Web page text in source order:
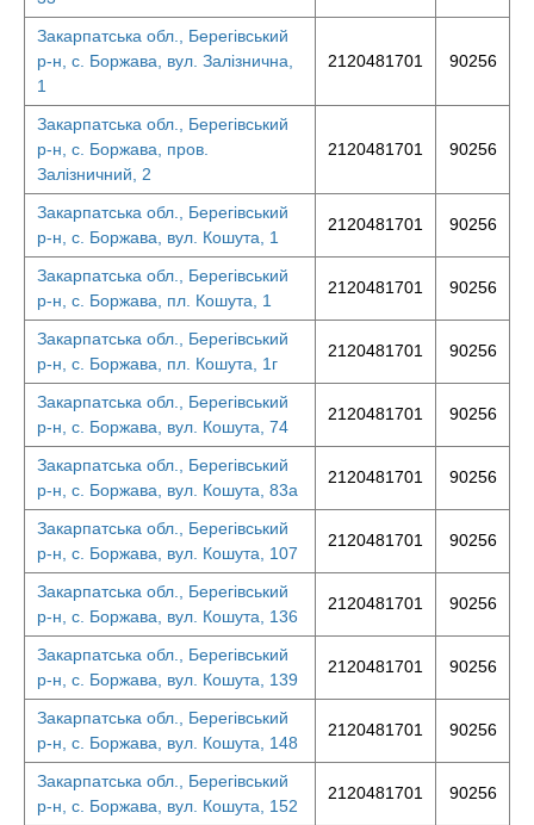
Закарпатська обл., Берегівський
р-н, с. Боржава, вул. Залізнична,
1
2120481701 90256
Закарпатська обл., Берегівський
р-н, с. Боржава, пров.
Залізничний, 2
2120481701 90256
Закарпатська обл., Берегівський
р-н, с. Боржава, вул. Кошута, 1
2120481701 90256
Закарпатська обл., Берегівський
р-н, с. Боржава, пл. Кошута, 1
2120481701 90256
Закарпатська обл., Берегівський
р-н, с. Боржава, пл. Кошута, 1г
2120481701 90256
Закарпатська обл., Берегівський
р-н, с. Боржава, вул. Кошута, 74
2120481701 90256
Закарпатська обл., Берегівський
р-н, с. Боржава, вул. Кошута, 83а
2120481701 90256
Закарпатська обл., Берегівський
р-н, с. Боржава, вул. Кошута, 107
2120481701 90256
Закарпатська обл., Берегівський
р-н, с. Боржава, вул. Кошута, 136
2120481701 90256
Закарпатська обл., Берегівський
р-н, с. Боржава, вул. Кошута, 139
2120481701 90256
Закарпатська обл., Берегівський
р-н, с. Боржава, вул. Кошута, 148
2120481701 90256
Закарпатська обл., Берегівський
р-н, с. Боржава, вул. Кошута, 152
2120481701 90256